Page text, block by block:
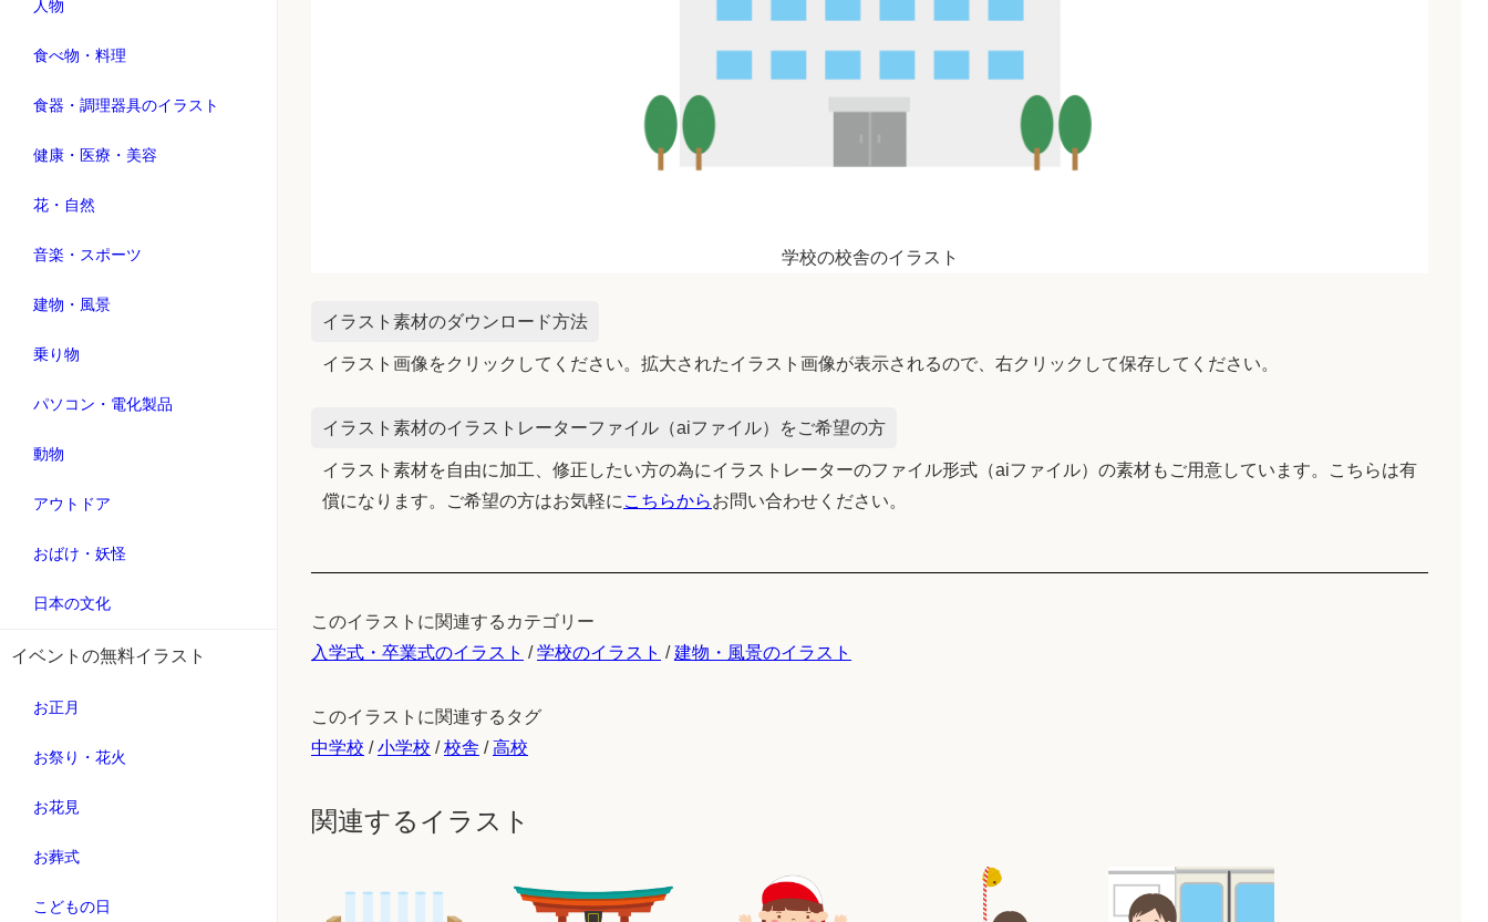
人物
食べ物・料理
食器・調理器具のイラスト
健康・医療・美容
花・自然
音楽・スポーツ
建物・風景
乗り物
パソコン・電化製品
動物
アウトドア
おばけ・妖怪
日本の文化
イベントの無料イラスト
お正月
お祭り・花火
お花見
お葬式
こどもの日
学校の校舎のイラスト
イラスト素材のダウンロード方法
イラスト画像をクリックしてください。拡大されたイラスト画像が表示されるので、右クリックして保存してください。
イラスト素材のイラストレーターファイル（aiファイル）をご希望の方
イラスト素材を自由に加工、修正したい方の為にイラストレーターのファイル形式（aiファイル）の素材もご用意しています。こちらは有
償になります。ご希望の方はお気軽に こちらからお問い合わせください。
このイラストに関連するカテゴリー
入学式・卒業式のイラスト /学校のイラスト /建物・風景のイラスト
このイラストに関連するタグ
中学校 /小学校 /校舎 /高校
関連するイラスト